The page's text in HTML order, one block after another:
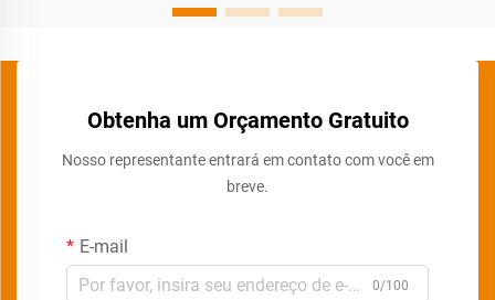
Obtenha um Orçamento Gratuito
Nosso representante entrará em contato com você em
breve.
E-mail
0/100